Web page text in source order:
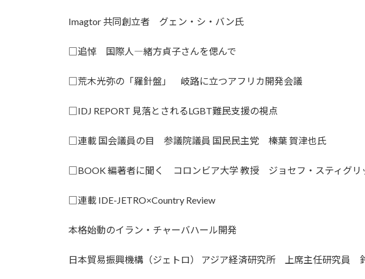
Imagtor 共同創立者 グェン・シ・バン氏
□追悼 国際人―緒方貞子さんを偲んで
□荒木光弥の「羅針盤」 岐路に立つアフリカ開発会議
□IDJ REPORT 見落とされるLGBT難民支援の視点
□連載 国会議員の目 参議院議員 国民民主党 榛葉 賀津也氏
□BOOK 編著者に聞く コロンビア大学 教授 ジョセフ・スティグリ
□連載 IDE-JETRO×Country Review
本格始動のイラン・チャーバハール開発
日本貿易振興機構（ジェトロ） アジア経済研究所 上席主任研究員